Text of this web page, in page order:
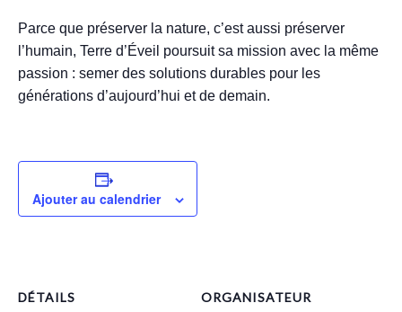
Parce que préserver la nature, c’est aussi préserver
l’humain, Terre d’Éveil poursuit sa mission avec la même
passion : semer des solutions durables pour les
générations d’aujourd’hui et de demain.
Ajouter au calendrier
DÉTAILS ORGANISATEUR